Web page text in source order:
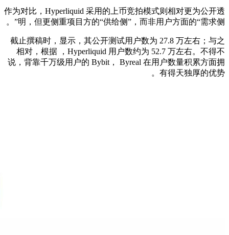
作为对比，Hyperliquid 采用的上币竞拍模式则相对更为公开透
明，但更侧重项目方的“供给侧”，而非用户方面的“需求侧”。
截止撰稿时，显示，其公开测试用户数为 27.8 万左右；与之
相对，根据 ，Hyperliquid 用户数约为 52.7 万左右。不得不
说，背靠千万级用户的 Bybit， Byreal 在用户数量积累方面拥
有得天独厚的优势。